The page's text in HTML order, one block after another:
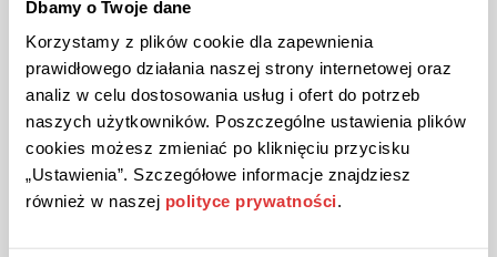
Dbamy o Twoje dane
Korzystamy z plików cookie dla zapewnienia
prawidłowego działania naszej strony internetowej oraz
analiz w celu dostosowania usług i ofert do potrzeb
naszych użytkowników. Poszczególne ustawienia plików
cookies możesz zmieniać po kliknięciu przycisku
„Ustawienia”. Szczegółowe informacje znajdziesz
również w naszej polityce prywatności.
DARMOWA DOSTAWA PROMOCJA